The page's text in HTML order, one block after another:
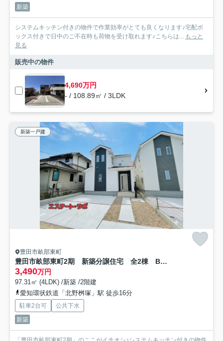
新築
システムキッチン付きの物件で作業効率がとても良くなります♪宅配ボ
ックス付きで日中のご不在時も荷物を受け取れます♪こちらは... もっと
見る
販売中の物件
4,690万円
- / 108.89㎡ / 3LDK
新築一戸建
豊田市畝部東町
豊田市畝部東町2期 新築分譲住宅 全2棟 B号棟
3,490万円
97.31㎡ (4LDK) /新築 /2階建
愛知環状鉄道「北野桝塚」駅 徒歩16分
駐車2台可
公共下水
新築